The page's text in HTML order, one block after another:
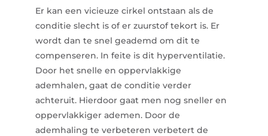
Er kan een vicieuze cirkel ontstaan als de
conditie slecht is of er zuurstof tekort is. Er
wordt dan te snel geademd om dit te
compenseren. In feite is dit hyperventilatie.
Door het snelle en oppervlakkige
ademhalen, gaat de conditie verder
achteruit. Hierdoor gaat men nog sneller en
oppervlakkiger ademen. Door de
ademhaling te verbeteren verbetert de